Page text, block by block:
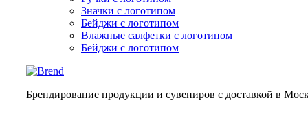
Значки с логотипом
Бейджи с логотипом
Влажные салфетки с логотипом
Бейджи с логотипом
Брендирование продукции и сувениров с доставкой в